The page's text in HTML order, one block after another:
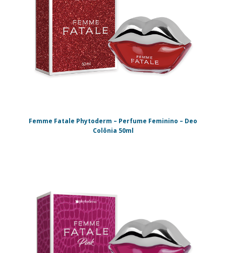
Femme Fatale Phytoderm – Perfume Feminino – Deo
Colônia 50ml